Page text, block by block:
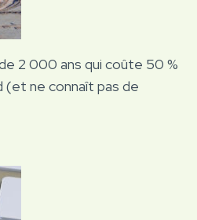
2 000 ans qui coûte 50 %
(et ne connaît pas de